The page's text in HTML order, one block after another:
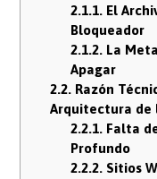
2.1.1. El
Bloqueador
2.1.2. La
Apagar
2.2. Razón
Arquitectura de
2.2.1. Falta
Profundo
2.2.2. Sitios